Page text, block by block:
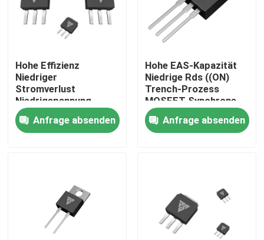
Werksbesichtigung
Kontakt mit uns
Neuigkeiten
MOSFET der hohen Leistung
Siliziumkarbid-MOSFET
Hohe Effizienz
Niedriger
Stromverlust
Niedrigspannung
MOSFET-Grench/SGT-
ProzessAnfrage absenden
Hohe EAS-Kapazität
Niedrige Rds ((ON)
Trench-Prozess
MOSFET Synchrone
Berichtigung
Anfrage absenden